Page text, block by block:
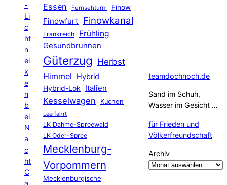
-
Li
c
ht
n
el
k
e
n
b
ei
N
a
c
ht
C
Essen Fernsehturm Finow
Finowfurt Finowkanal
Frankreich Frühling
Gesundbrunnen
Güterzug Herbst
Himmel
Hybrid
Hybrid-Lok Italien
Kesselwagen Kuchen
Leerfahrt
LK Dahme-Spreewald
LK Oder-Spree
Mecklenburg-
Vorpommern
Mecklenburgische
teamdochnoch.de
Sand im Schuh,
Wasser im Gesicht …
für Frieden und
Völkerfreundschaft
Archiv